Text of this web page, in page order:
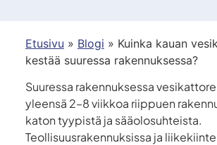
Etusivu » Blogi » Kuinka kauan
kestää suuressa rakennuksessa?
Suuressa rakennuksessa
yleensä 2–8 viikkoa riippuen
katon tyypistä ja sääolosuhteista.
Teollisuusrakennuksissa ja